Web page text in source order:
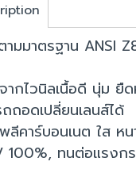
มมาตรฐาน ANSI
กไวนิลเนื้อดี นุ่ม ยื
ถอดเปลี่ยนเลนส์ได้
ลีคาร์บอนเนต ใส ห
ทนต่อแรงกร